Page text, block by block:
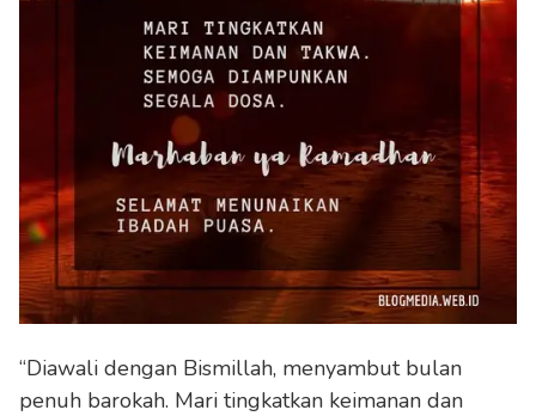
“Diawali dengan Bismillah, menyambut bulan
penuh barokah. Mari tingkatkan keimanan dan